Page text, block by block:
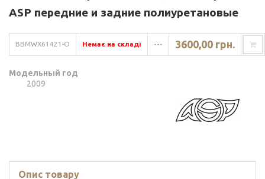
ASP передние и задние полиуретановые
BBMWX61421-O Немає на складі --- 3600,00 грн.
Модельный год
2009
Опис товару